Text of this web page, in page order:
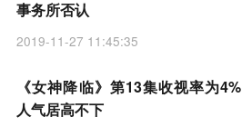
事务所否认
2019-11-27 11:45:35
《女神降临》第13集收视率为4%
人气居高不下